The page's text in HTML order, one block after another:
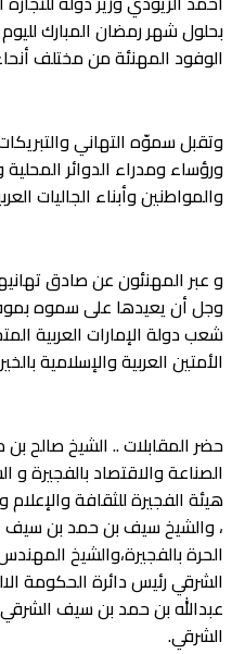
بحلول شهر رمضان المبارك
الوفود المهنئة من مختلف
وتقبل سموّه التهاني
ورؤساء ومدراء الدوائر المحلية
والمواطنين وأبناء الجاليات
و عبر المهنئون عن صادق
وجل أن يعيدها على سموه
شعب دولة الإمارات العربية
الأمتين العربية والإسلامية
حضر المقابلات .. الشيخ صالح
الصناعة والاقتصاد بالفجيرة
هيئة الفجيرة للثقافة
، والشيخ سيف بن حمد بن سيف
الحرة بالفجيرة،والشيخ
الشرقي رئيس دائرة الحكومة
عبدالله بن حمد بن سيف
الشرقي.